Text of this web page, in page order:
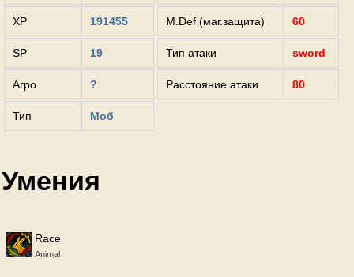
XP 191455
SP 19
Агро ?
Тип Моб
M.Def (маг.защита) 60
Тип атаки sword
Расстояние атаки 80
Умения
Race
Animal